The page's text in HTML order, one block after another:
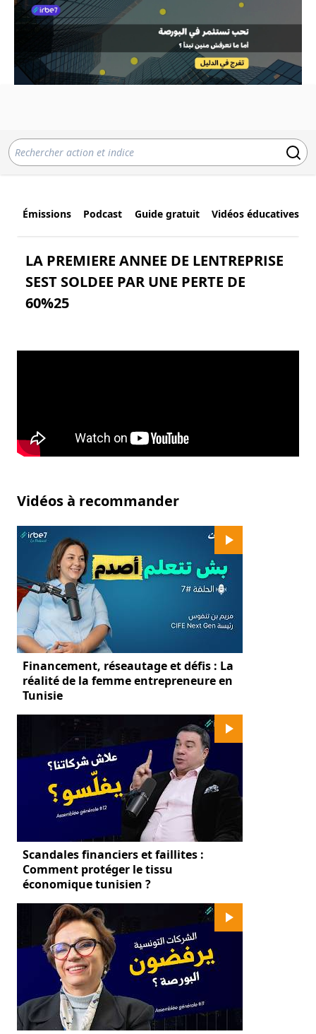
Émissions Podcast Guide gratuit Vidéos éducatives
LA PREMIERE ANNEE DE LENTREPRISE
SEST SOLDEE PAR UNE PERTE DE
60%25
Vidéos à recommander
Financement, réseautage et défis : La
réalité de la femme entrepreneure en
Tunisie
Scandales financiers et faillites :
Comment protéger le tissu
économique tunisien ?